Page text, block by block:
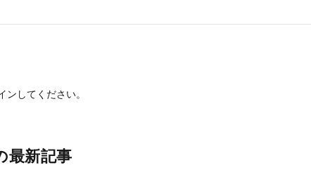
ン してください。
最新記事